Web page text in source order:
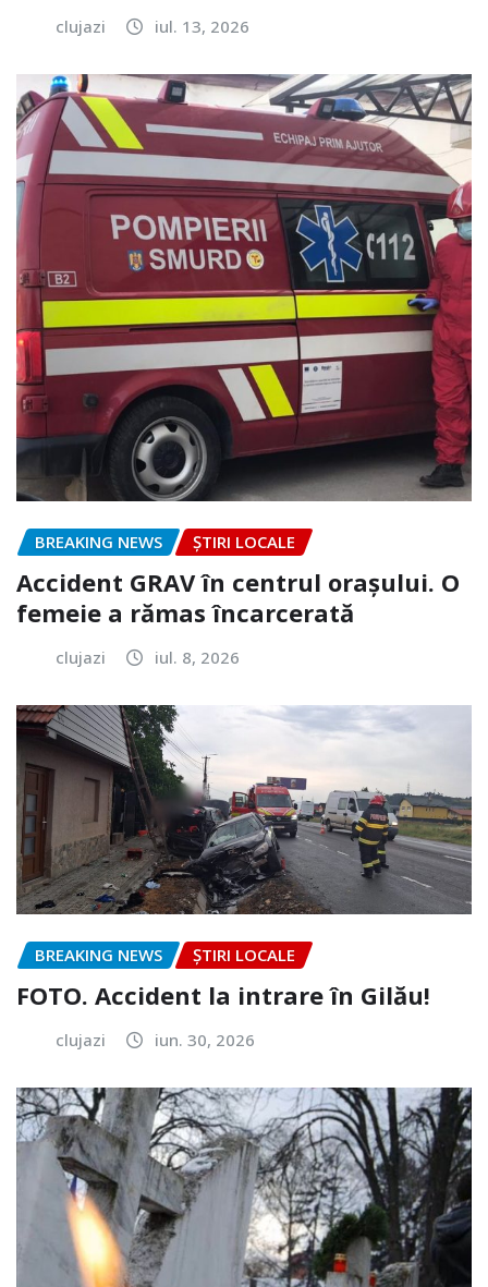
clujazi iul. 13, 2026
BREAKING NEWS ȘTIRI LOCALE
Accident GRAV în centrul orașului. O
femeie a rămas încarcerată
clujazi iul. 8, 2026
BREAKING NEWS ȘTIRI LOCALE
FOTO. Accident la intrare în Gilău!
clujazi iun. 30, 2026